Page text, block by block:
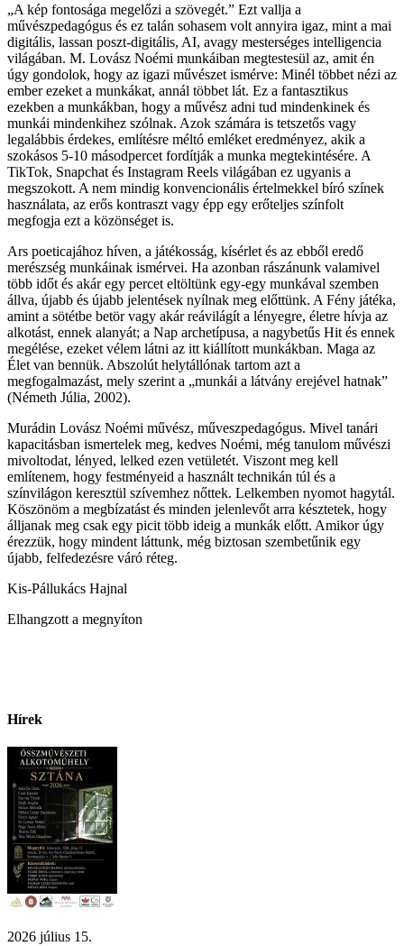
„A kép fontosága megelőzi a szövegét.” Ezt vallja a
művészpedagógus és ez talán sohasem volt annyira igaz, mint a mai
digitális, lassan poszt-digitális, AI, avagy mesterséges intelligencia
világában. M. Lovász Noémi munkáiban megtestesül az, amit én
úgy gondolok, hogy az igazi művészet ismérve: Minél többet nézi az
ember ezeket a munkákat, annál többet lát. Ez a fantasztikus
ezekben a munkákban, hogy a művész adni tud mindenkinek és
munkái mindenkihez szólnak. Azok számára is tetszetős vagy
legalábbis érdekes, említésre méltó emléket eredményez, akik a
szokásos 5-10 másodpercet fordítják a munka megtekintésére. A
TikTok, Snapchat és Instagram Reels világában ez ugyanis a
megszokott. A nem mindig konvencionális értelmekkel bíró színek
használata, az erős kontraszt vagy épp egy erőteljes színfolt
megfogja ezt a közönséget is.
Ars poeticajához híven, a játékosság, kísérlet és az ebből eredő
merészség munkáinak ismérvei. Ha azonban rászánunk valamivel
több időt és akár egy percet eltöltünk egy-egy munkával szemben
állva, újabb és újabb jelentések nyílnak meg előttünk. A Fény játéka,
amint a sötétbe betör vagy akár reávilágít a lényegre, életre hívja az
alkotást, ennek alanyát; a Nap archetípusa, a nagybetűs Hit és ennek
megélése, ezeket vélem látni az itt kiállított munkákban. Maga az
Élet van bennük. Abszolút helytállónak tartom azt a
megfogalmazást, mely szerint a „munkái a látvány erejével hatnak”
(Németh Júlia, 2002).
Murádin Lovász Noémi művész, műveszpedagógus. Mivel tanári
kapacitásban ismertelek meg, kedves Noémi, még tanulom művészi
mivoltodat, lényed, lelked ezen vetületét. Viszont meg kell
említenem, hogy festményeid a használt technikán túl és a
színvilágon keresztül szívemhez nőttek. Lelkemben nyomot hagytál.
Köszönöm a megbízatást és minden jelenlevőt arra késztetek, hogy
álljanak meg csak egy picit több ideig a munkák előtt. Amikor úgy
érezzük, hogy mindent láttunk, még biztosan szembetűnik egy
újabb, felfedezésre váró réteg.
Kis-Pállukács Hajnal
Elhangzott a megnyíton
Hírek
2026 július 15.